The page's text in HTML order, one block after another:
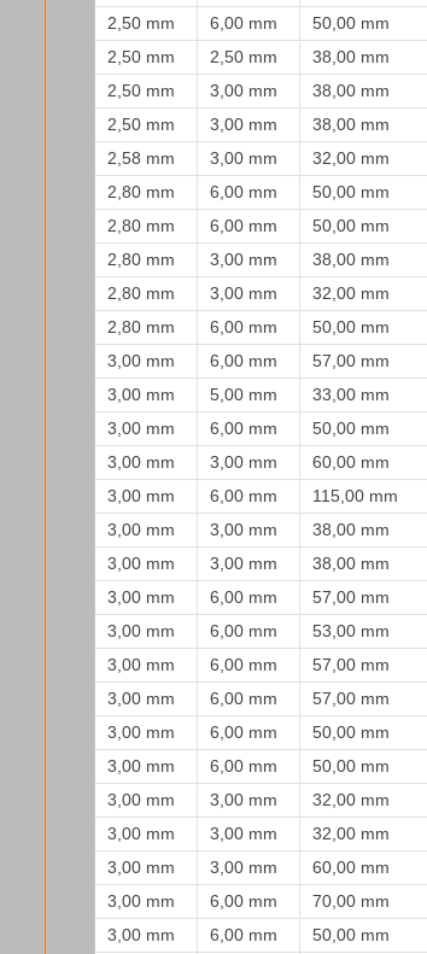
2,50 mm
6,00 mm 50,00 mm
2,50 mm
2,50 mm 38,00 mm
2,50 mm
3,00 mm 38,00 mm
2,50 mm
3,00 mm 38,00 mm
2,58 mm
3,00 mm 32,00 mm
2,80 mm
6,00 mm 50,00 mm
2,80 mm
6,00 mm 50,00 mm
2,80 mm
3,00 mm 38,00 mm
2,80 mm
3,00 mm 32,00 mm
2,80 mm
6,00 mm 50,00 mm
3,00 mm
6,00 mm 57,00 mm
3,00 mm
5,00 mm 33,00 mm
3,00 mm
6,00 mm 50,00 mm
3,00 mm
3,00 mm 60,00 mm
3,00 mm
6,00 mm 115,00 mm
3,00 mm
3,00 mm 38,00 mm
3,00 mm
3,00 mm 38,00 mm
3,00 mm
6,00 mm 57,00 mm
3,00 mm
6,00 mm 53,00 mm
3,00 mm
6,00 mm 57,00 mm
3,00 mm
6,00 mm 57,00 mm
3,00 mm
6,00 mm 50,00 mm
3,00 mm
6,00 mm 50,00 mm
3,00 mm
3,00 mm 32,00 mm
3,00 mm
3,00 mm 32,00 mm
3,00 mm
3,00 mm 60,00 mm
3,00 mm
6,00 mm 70,00 mm
3,00 mm
6,00 mm 50,00 mm